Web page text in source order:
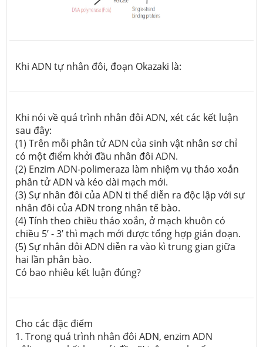
Khi ADN tự nhân đôi, đoạn Okazaki là:
Khi nói về quá trình nhân đôi ADN, xét các kết luận
sau đây:
(1) Trên mỗi phân tử ADN của sinh vật nhân sơ chỉ
có một điểm khởi đầu nhân đôi ADN.
(2) Enzim ADN-polimeraza làm nhiệm vụ tháo xoắn
phân tử ADN và kéo dài mạch mới.
(3) Sự nhân đôi của ADN ti thể diễn ra độc lập với sự
nhân đôi của ADN trong nhân tế bào.
(4) Tính theo chiều tháo xoắn, ở mạch khuôn có
chiều 5’ - 3’ thì mạch mới được tổng hợp gián đoạn.
(5) Sự nhân đôi ADN diễn ra vào kì trung gian giữa
hai lần phân bào.
Có bao nhiêu kết luận đúng?
Cho các đặc điểm
1. Trong quá trình nhân đôi ADN, enzim ADN